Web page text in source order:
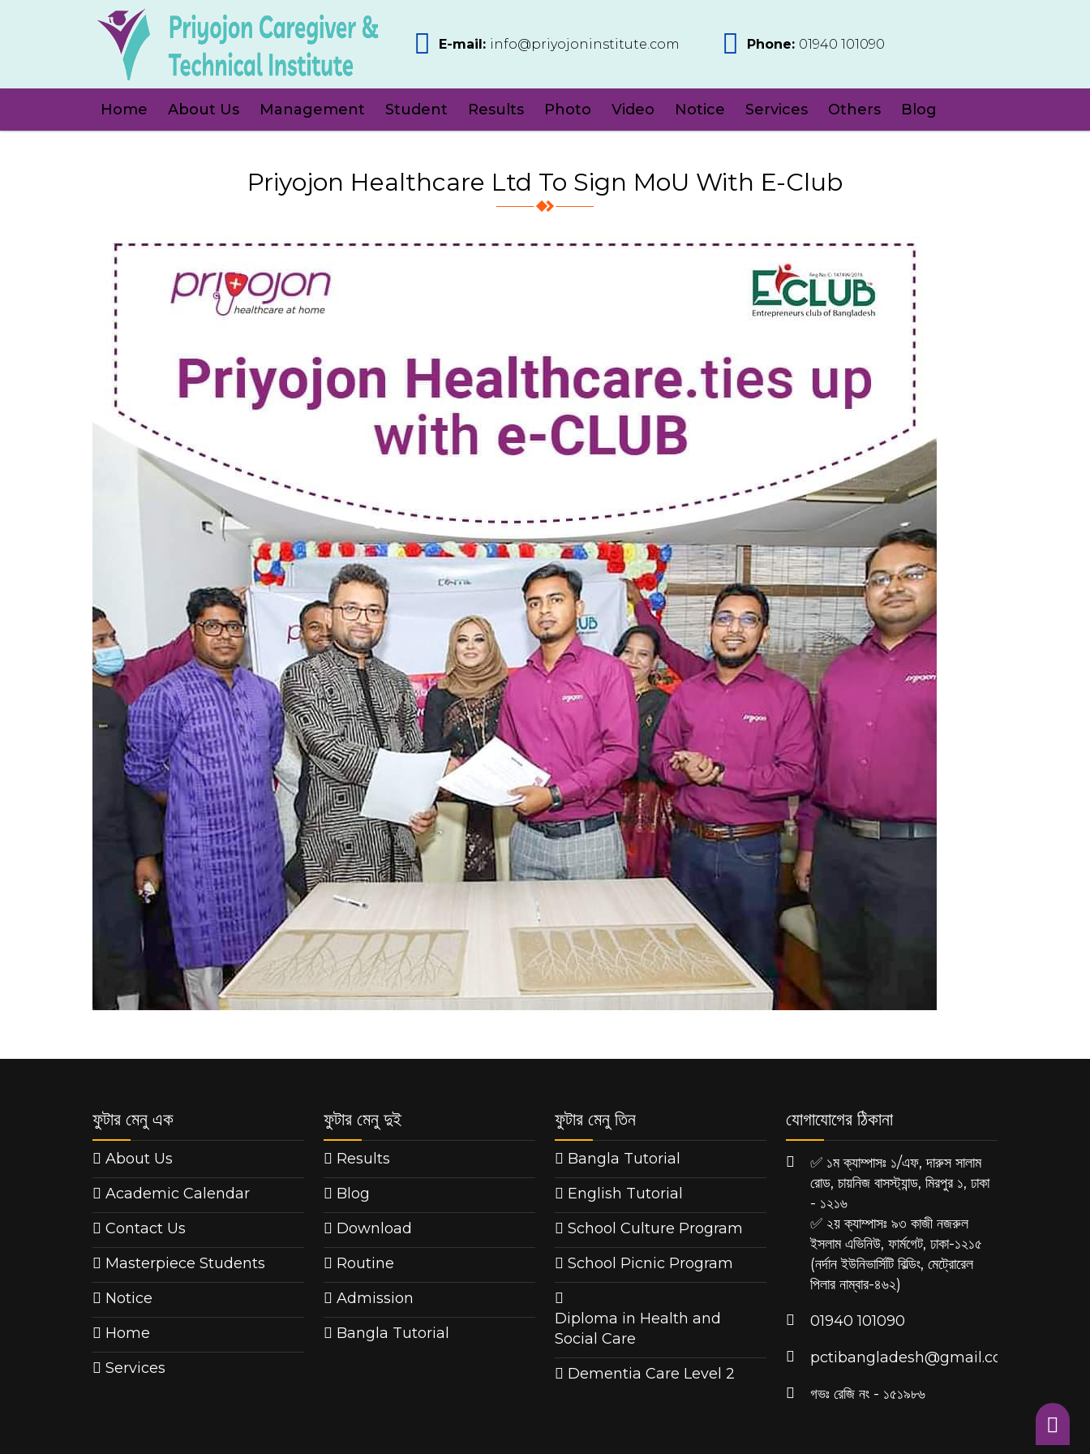
E-mail: info@priyojoninstitute.com Phone: ‪01940 101090
Home About Us Management Student Results Photo Video Notice Services Others Blog
Priyojon Healthcare Ltd To Sign MoU With E-Club
ফুটার মেনু এক
About Us
Academic Calendar
Contact Us
Masterpiece Students
Notice
Home
Services
ফুটার মেনু দুই
Results
Blog
Download
Routine
Admission
Bangla Tutorial
ফুটার মেনু তিন
Bangla Tutorial
English Tutorial
School Culture Program
School Picnic Program
Diploma in Health and
Social Care
Dementia Care Level 2
যোগাযোগের ঠিকানা
✅ ১ম ক্যাম্পাসঃ ১/এফ, দারুস সালাম
রোড, চায়নিজ বাসস্ট্যান্ড, মিরপুর ১, ঢাকা
- ১২১৬
✅ ২য় ক্যাম্পাসঃ ৯৩ কাজী নজরুল
ইসলাম এভিনিউ, ফার্মগেট, ঢাকা-১২১৫
(নর্দান ইউনিভার্সিটি বিল্ডিং, মেট্রোরেল
পিলার নাম্বার-৪৬২)
‪01940 101090
pctibangladesh@gmail.com
গভঃ রেজি নং - ১৫১৯৮৬